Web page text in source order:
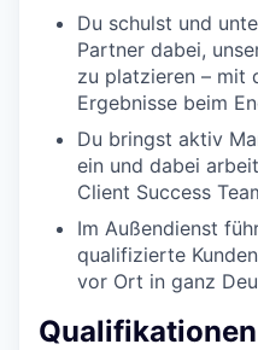
Du schulst und
Partner dabei,
zu platzieren – mit
Ergebnisse beim
Du bringst aktiv
ein und dabei
Client Success
Im Außendienst
qualifizierte
vor Ort in ganz
Qualifikationen